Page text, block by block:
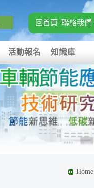
回首頁 聯絡我們
活動報名 知識庫
Home